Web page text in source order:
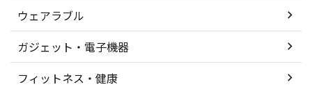
ウェアラブル
ガジェット・電子機器
フィットネス・健康